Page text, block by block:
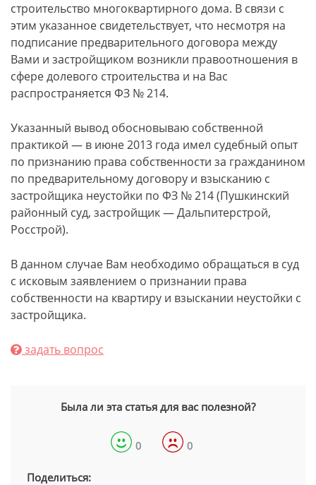
строительство многоквартирного дома. В связи с
этим указанное свидетельствует, что несмотря на
подписание предварительного договора между
Вами и застройщиком возникли правоотношения в
сфере долевого строительства и на Вас
распространяется ФЗ № 214.
Указанный вывод обосновываю собственной
практикой — в июне 2013 года имел судебный опыт
по признанию права собственности за гражданином
по предварительному договору и взысканию с
застройщика неустойки по ФЗ № 214 (Пушкинский
районный суд, застройщик — Дальпитерстрой,
Росстрой).
В данном случае Вам необходимо обращаться в суд
с исковым заявлением о признании права
собственности на квартиру и взыскании неустойки с
застройщика.
задать вопрос
Была ли эта статья для вас полезной?
0 0
Поделиться: